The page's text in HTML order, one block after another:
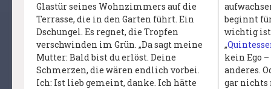
Glastür seines Wohnzimmers auf die
Terrasse, die in den Garten führt. Ein
Dschungel. Es regnet, die Tropfen
verschwinden im Grün. „Da sagt meine
Mutter: Bald bist du erlöst. Deine
Schmerzen, die wären endlich vorbei.
Ich: Ist lieb gemeint, danke. Ich hätte
beginnt
wichtig ist
„
kein Ego
anderes.
gar nichts